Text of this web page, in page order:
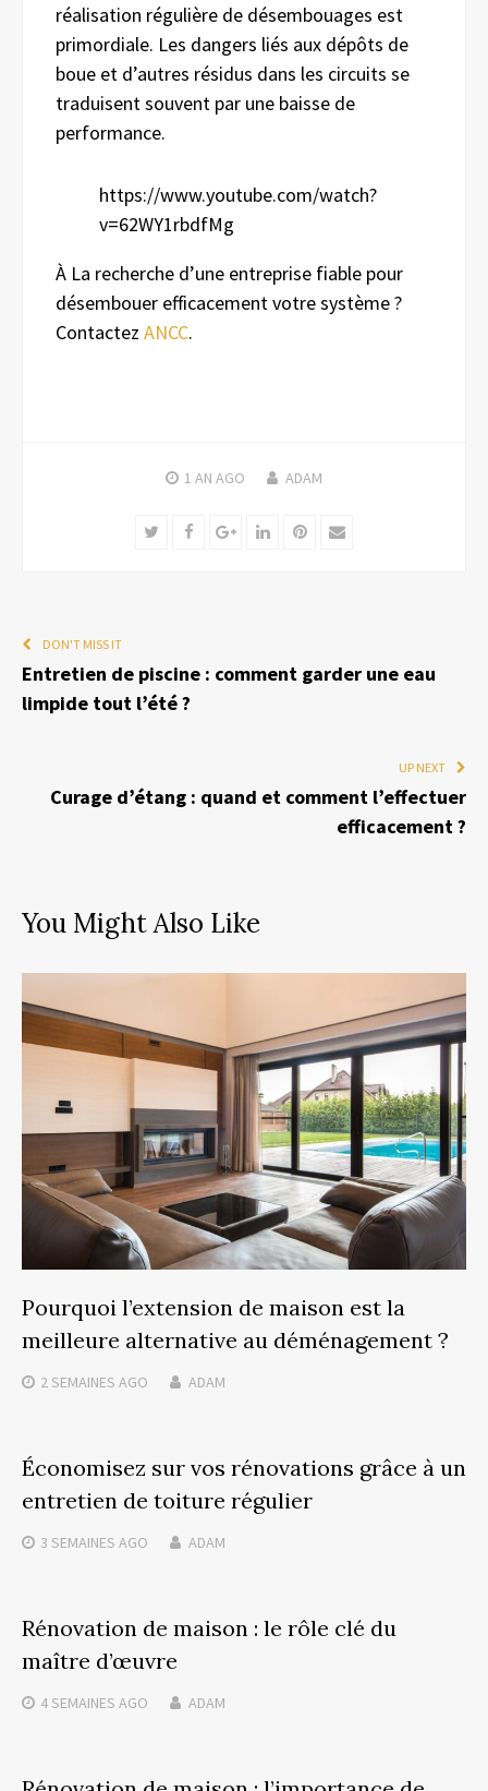
réalisation régulière de désembouages est
primordiale. Les dangers liés aux dépôts de
boue et d’autres résidus dans les circuits se
traduisent souvent par une baisse de
performance.
https://www.youtube.com/watch?
v=62WY1rbdfMg
À La recherche d’une entreprise fiable pour
désembouer efficacement votre système ?
Contactez ANCC.
1 AN AGO ADAM
TwitterFacebookGoogle+LinkedInPinterest
Email
DON'T MISS IT
Entretien de piscine : comment garder une eau
limpide tout l’été ?
UP NEXT
Curage d’étang : quand et comment l’effectuer
efficacement ?
You Might Also Like
Pourquoi l’extension de maison est la
meilleure alternative au déménagement ?
2 SEMAINES AGO ADAM
Économisez sur vos rénovations grâce à un
entretien de toiture régulier
3 SEMAINES AGO ADAM
Rénovation de maison : le rôle clé du
maître d’œuvre
4 SEMAINES AGO ADAM